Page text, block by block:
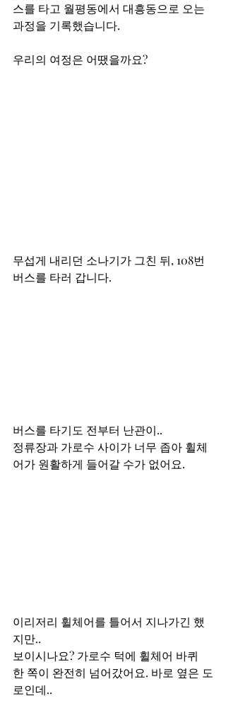
스를 타고 월평동에서 대흥동으로 오는
과정을 기록했습니다.
우리의 여정은 어땠을까요?
무섭게 내리던 소나기가 그친 뒤, 108번
버스를 타러 갑니다.
버스를 타기도 전부터 난관이..
정류장과 가로수 사이가 너무 좁아 휠체
어가 원활하게 들어갈 수가 없어요.
이리저리 휠체어를 틀어서 지나가긴 했
지만..
보이시나요? 가로수 턱에 휠체어 바퀴
한 쪽이 완전히 넘어갔어요. 바로 옆은 도
로인데..